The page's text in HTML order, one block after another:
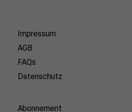
Impressum
AGB
FAQs
Datenschutz
Abonnement